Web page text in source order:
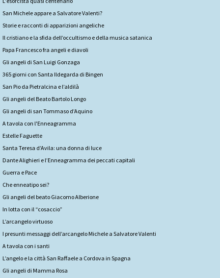
San Michele appare a Salvatore Valenti?
Storie e racconti di apparizioni angeliche
Il cristiano e la sfida dell’occultismo e della musica satanica
Papa Francesco fra angeli e diavoli
Gli angeli di San Luigi Gonzaga
365 giorni con Santa Ildegarda di Bingen
San Pio da Pietralcina e l’aldilà
Gli angeli del Beato Bartolo Longo
Gli angeli di san Tommaso d’Aquino
A tavola con l'Enneagramma
Estelle Faguette
Santa Teresa d’Avila: una donna di luce
Dante Alighieri e l’Enneagramma dei peccati capitali
Guerra e Pace
Che enneatipo sei?
Gli angeli del beato Giacomo Alberione
In lotta con il “cosaccio”
L’arcangelo virtuoso
I presunti messaggi dell’arcangelo Michele a Salvatore Valenti
A tavola con i santi
L’angelo e la città San Raffaele a Cordova in Spagna
Gli angeli di Mamma Rosa